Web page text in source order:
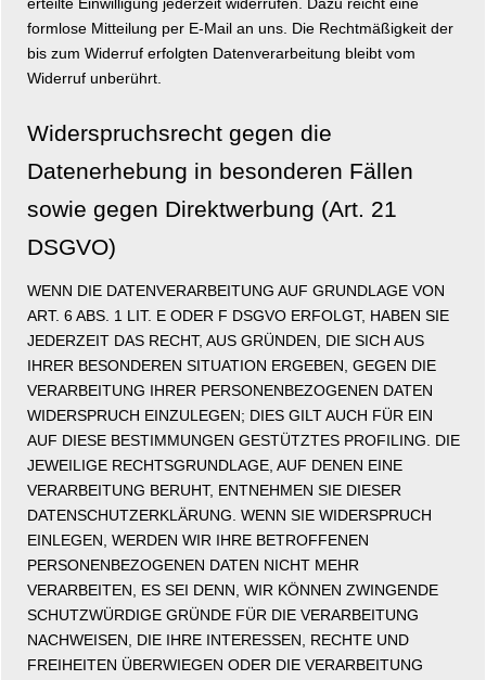
formlose Mitteilung per E-Mail an uns. Die Rechtmäßigkeit der
bis zum Widerruf erfolgten Datenverarbeitung bleibt vom
Widerruf unberührt.
Widerspruchsrecht gegen die
Datenerhebung in besonderen Fällen
sowie gegen Direktwerbung (Art. 21
DSGVO)
WENN DIE DATENVERARBEITUNG AUF GRUNDLAGE VON
ART. 6 ABS. 1 LIT. E ODER F DSGVO ERFOLGT, HABEN SIE
JEDERZEIT DAS RECHT, AUS GRÜNDEN, DIE SICH AUS
IHRER BESONDEREN SITUATION ERGEBEN, GEGEN DIE
VERARBEITUNG IHRER PERSONENBEZOGENEN DATEN
WIDERSPRUCH EINZULEGEN; DIES GILT AUCH FÜR EIN
AUF DIESE BESTIMMUNGEN GESTÜTZTES PROFILING. DIE
JEWEILIGE RECHTSGRUNDLAGE, AUF DENEN EINE
VERARBEITUNG BERUHT, ENTNEHMEN SIE DIESER
DATENSCHUTZERKLÄRUNG. WENN SIE WIDERSPRUCH
EINLEGEN, WERDEN WIR IHRE BETROFFENEN
PERSONENBEZOGENEN DATEN NICHT MEHR
VERARBEITEN, ES SEI DENN, WIR KÖNNEN ZWINGENDE
SCHUTZWÜRDIGE GRÜNDE FÜR DIE VERARBEITUNG
NACHWEISEN, DIE IHRE INTERESSEN, RECHTE UND
FREIHEITEN ÜBERWIEGEN ODER DIE VERARBEITUNG